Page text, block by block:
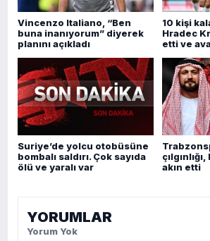
Vincenzo Italiano, “Ben
buna inanıyorum” diyerek
planını açıkladı
10 kişi
Hradec
etti ve
Suriye’de yolcu otobüsüne
bombalı saldırı. Çok sayıda
ölü ve yaralı var
akın etti
YORUMLAR
Yorum Yok